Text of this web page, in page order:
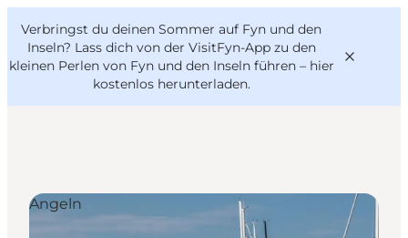
Verbringst du deinen Sommer auf Fyn und den
Inseln? Lass dich von der VisitFyn-App zu den
kleinen Perlen von Fyn und den Inseln führen – hier
kostenlos herunterladen.
Reise Ideen
Outdoor & bike
VisitFyn
Deutsch
Angeln